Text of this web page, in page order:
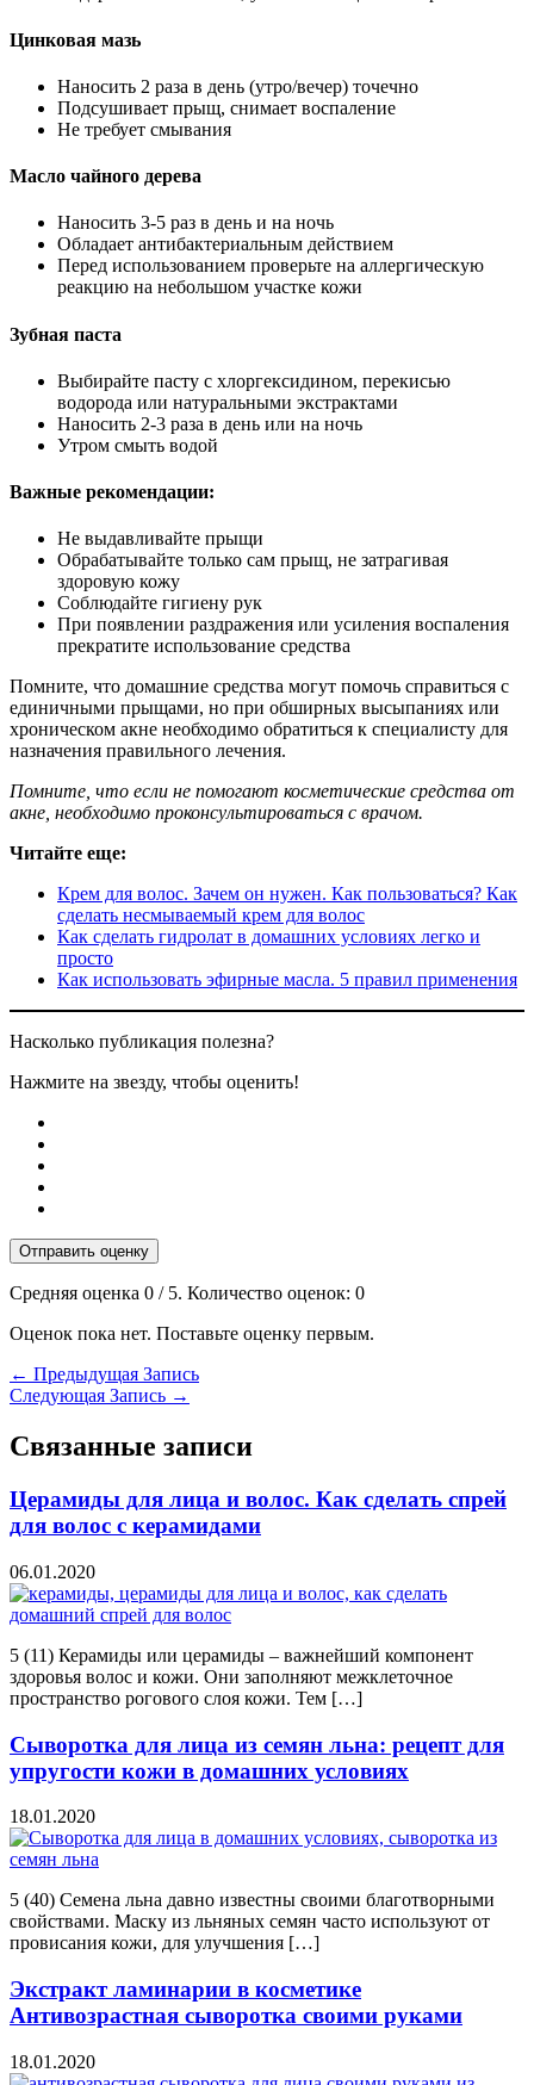
Цинковая мазь
Наносить 2 раза в день (утро/вечер) точечно
Подсушивает прыщ, снимает воспаление
Не требует смывания
Масло чайного дерева
Наносить 3-5 раз в день и на ночь
Обладает антибактериальным действием
Перед использованием проверьте на аллергическую
реакцию на небольшом участке кожи
Зубная паста
Выбирайте пасту с хлоргексидином, перекисью
водорода или натуральными экстрактами
Наносить 2-3 раза в день или на ночь
Утром смыть водой
Важные рекомендации:
Не выдавливайте прыщи
Обрабатывайте только сам прыщ, не затрагивая
здоровую кожу
Соблюдайте гигиену рук
При появлении раздражения или усиления воспаления
прекратите использование средства
Помните, что домашние средства могут помочь справиться с
единичными прыщами, но при обширных высыпаниях или
хроническом акне необходимо обратиться к специалисту для
назначения правильного лечения.
Помните, что если не помогают косметические средства от
акне, необходимо проконсультироваться с врачом.
Читайте еще:
Крем для волос. Зачем он нужен. Как пользоваться? Как
сделать несмываемый крем для волос
Как сделать гидролат в домашних условиях легко и
просто
Как использовать эфирные масла. 5 правил применения
Насколько публикация полезна?
Нажмите на звезду, чтобы оценить!
Отправить оценку
Средняя оценка 0 / 5. Количество оценок: 0
Оценок пока нет. Поставьте оценку первым.
← Предыдущая Запись
Следующая Запись →
Связанные записи
Церамиды для лица и волос. Как сделать спрей
для волос с керамидами
06.01.2020
5 (11) Керамиды или церамиды – важнейший компонент
здоровья волос и кожи. Они заполняют межклеточное
пространство рогового слоя кожи. Тем […]
Сыворотка для лица из семян льна: рецепт для
упругости кожи в домашних условиях
18.01.2020
5 (40) Семена льна давно известны своими благотворными
свойствами. Маску из льняных семян часто используют от
провисания кожи, для улучшения […]
Экстракт ламинарии в косметике
Антивозрастная сыворотка своими руками
18.01.2020